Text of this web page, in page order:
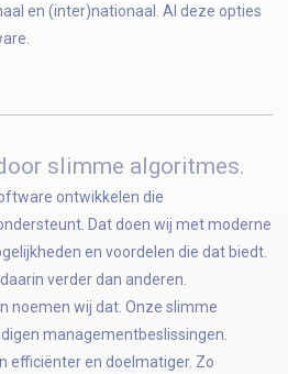
en (inter)nationaal. Al deze opties
slimme algoritmes.
ontwikkelen die
Dat doen wij met moderne
en voordelen die dat biedt.
verder dan anderen.
noemen wij dat. Onze slimme
managementbeslissingen.
efficiënter en doelmatiger. Zo